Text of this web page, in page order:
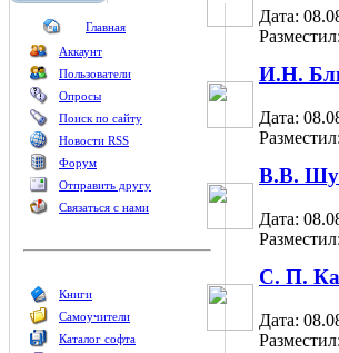
Главная
Аккаунт
Пользователи
Опросы
Поиск по сайту
Новости RSS
Форум
Отправить другу
Связаться с нами
Книги
Самоучители
Каталог софта
Дата:
Разместил:
И.Н.
Дата:
Разместил:
В.В.
Дата:
Разместил:
С. П.
Дата:
Разместил: